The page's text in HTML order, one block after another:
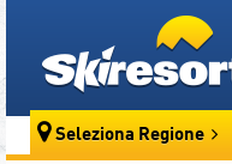
Seleziona Regione